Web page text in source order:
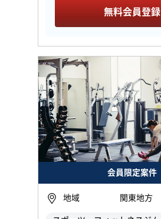
無料会員登録
会員限定案件
地域 関東地方